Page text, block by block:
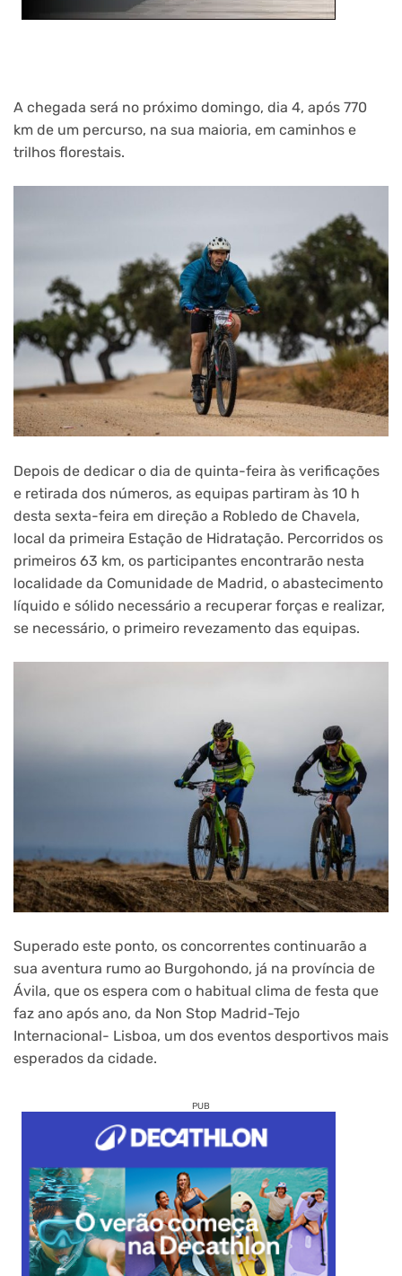
A chegada será no próximo domingo, dia 4, após 770
km de um percurso, na sua maioria, em caminhos e
trilhos florestais.
Depois de dedicar o dia de quinta-feira às verificações
e retirada dos números, as equipas partiram às 10 h
desta sexta-feira em direção a Robledo de Chavela,
local da primeira Estação de Hidratação. Percorridos os
primeiros 63 km, os participantes encontrarão nesta
localidade da Comunidade de Madrid, o abastecimento
líquido e sólido necessário a recuperar forças e realizar,
se necessário, o primeiro revezamento das equipas.
Superado este ponto, os concorrentes continuarão a
sua aventura rumo ao Burgohondo, já na província de
Ávila, que os espera com o habitual clima de festa que
faz ano após ano, da Non Stop Madrid-Tejo
Internacional- Lisboa, um dos eventos desportivos mais
esperados da cidade.
PUB